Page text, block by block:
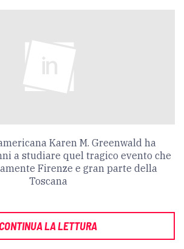
Karen M. Greenwald ha
a studiare quel tragico evento che
Firenze e gran parte della
Toscana
LA LETTURA